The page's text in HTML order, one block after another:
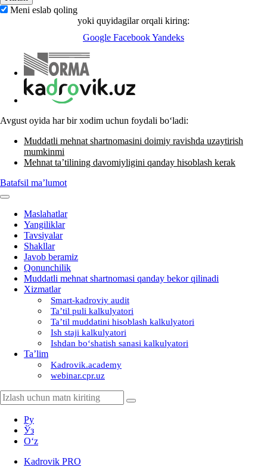
Meni eslab qoling
yoki quyidagilar orqali kiring:
Google FacebookYandeks
Avgust oyida har bir хodim uchun foydali boʻladi:
Muddatli mehnat shartnomasini doimiy ravishda uzaytirish
mumkinmi
Mehnat ta’tilining davomiyligini qanday hisoblash kerak
Batafsil ma’lumot
Maslahatlar
Yangiliklar
Tavsiyalar
Shakllar
Javob beramiz
Qonunchilik
Muddatli mehnat shartnomasi qanday bekor qilinadi
Xizmatlar
Smart-kadroviy audit
Ta’til puli kalkulyatori
Ta’til muddatini hisoblash kalkulyatori
Ish staji kalkulyatori
Ishdan boʻshatish sanasi kalkulyatori
Ta’lim
Kadrovik.academy
webinar.cpr.uz
Ру
Ўз
Oʻz
Kadrovik PRO